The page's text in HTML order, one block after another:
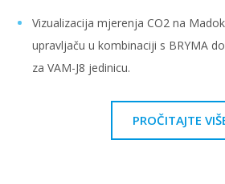
Vizualizacija mjerenja CO2 na
upravljaču u kombinaciji s BRYMA
za VAM-J8 jedinicu.
PROČITAJTE